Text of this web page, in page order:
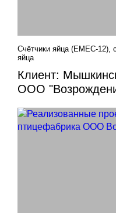
Клиент:
ООО
Счётчики яйца (EMEC-12),
яйца